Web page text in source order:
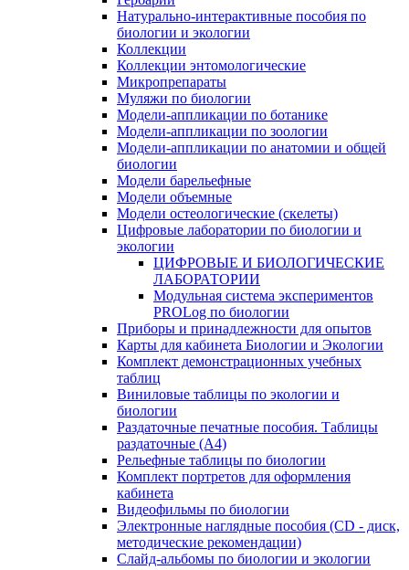
Натурально-интерактивные пособия по
биологии и экологии
Коллекции
Коллекции энтомологические
Микропрепараты
Муляжи по биологии
Модели-аппликации по ботанике
Модели-аппликации по зоологии
Модели-аппликации по анатомии и общей
биологии
Модели барельефные
Модели объемные
Модели остеологические (скелеты)
Цифровые лаборатории по биологии и
экологии
ЦИФРОВЫЕ И БИОЛОГИЧЕСКИЕ
ЛАБОРАТОРИИ
Модульная система экспериментов
PROLog по биологии
Приборы и принадлежности для опытов
Карты для кабинета Биологии и Экологии
Комплект демонстрационных учебных
таблиц
Виниловые таблицы по экологии и
биологии
Раздаточные печатные пособия. Таблицы
раздаточные (А4)
Рельефные таблицы по биологии
Комплект портретов для оформления
кабинета
Видеофильмы по биологии
Электронные наглядные пособия (CD - диск,
методические рекомендации)
Слайд-альбомы по биологии и экологии